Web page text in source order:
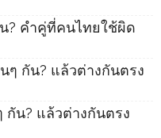
น? คำคู่ที่คนไทยใช้ผิด
นๆ กัน? แล้วต่างกันตรง
กัน? แล้วต่างกันตรง